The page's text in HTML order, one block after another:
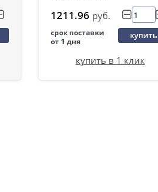
1211.96 руб.
срок поставки
от 1 дня
купить
купить в 1 клик